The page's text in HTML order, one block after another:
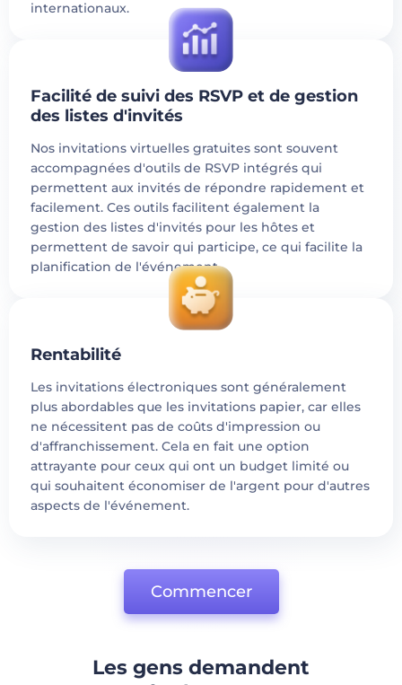
internationaux.
Facilité de suivi des RSVP et de gestion
des listes d'invités
Nos invitations virtuelles gratuites sont souvent
accompagnées d'outils de RSVP intégrés qui
permettent aux invités de répondre rapidement et
facilement. Ces outils facilitent également la
gestion des listes d'invités pour les hôtes et
permettent de savoir qui participe, ce qui facilite la
planification de l'événement.
Rentabilité
Les invitations électroniques sont généralement
plus abordables que les invitations papier, car elles
ne nécessitent pas de coûts d'impression ou
d'affranchissement. Cela en fait une option
attrayante pour ceux qui ont un budget limité ou
qui souhaitent économiser de l'argent pour d'autres
aspects de l'événement.
Commencer
Les gens demandent